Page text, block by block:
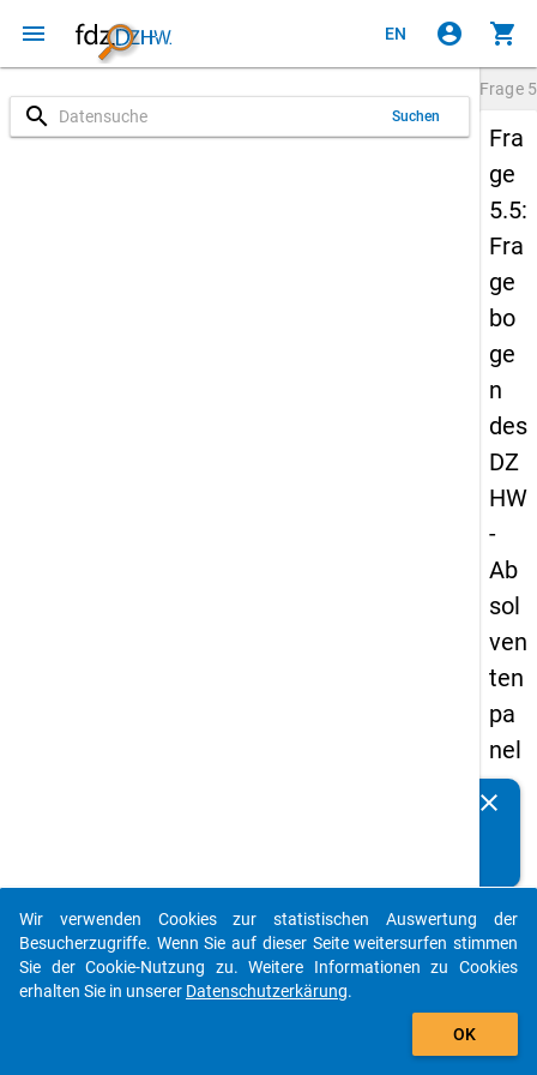
menu EN account_circle shopping_cart
search Suchen
Frage
Fra
ge
5.5:
Fra
ge
bo
ge
n
des
DZ
HW
-
Ab
sol
ven
ten
pa
nel
s
-
zw
eit
clear
auto_stories
add_shopping_cart
Wir verwenden Cookies zur statistischen Auswertung der
Besucherzugriffe. Wenn Sie auf dieser Seite weitersurfen stimmen
Sie der Cookie-Nutzung zu. Weitere Informationen zu Cookies
erhalten Sie in unserer Datenschutzerkärung.
OK